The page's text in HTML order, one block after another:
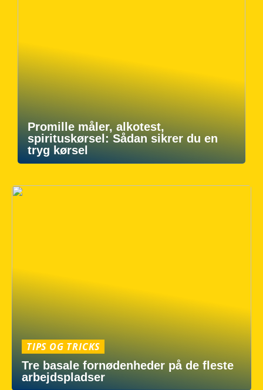
Promille måler, alkotest,
spirituskørsel: Sådan sikrer du en
tryg kørsel
TIPS OG TRICKS
Tre basale fornødenheder på de fleste
arbejdspladser